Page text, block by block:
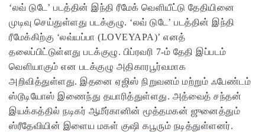
‘லவ் டுடே’ படத்தின் இந்தி ரீமேக் வெளியீட்டு தேதியினை
முடிவு செய்துள்ளது படக்குழு. ‘லவ் டுடே’ படத்தின் இந்தி
ரீமேக்கிற்கு ‘லவ்யப்பா (LOVEYAPA)’ எனத்
தலைப்பிட்டுள்ளது படக்குழு. பிப்ரவரி 7-ம் தேதி இப்படம்
வெளியாகும் என படக்குழு அதிகாரபூர்வமாக
அறிவித்துள்ளது. இதனை ஏஜிஸ் நிறுவனம் மற்றும் ஃபேண்டம்
ஸ்டூடியோஸ் இணைந்து தயாரித்துள்ளது. அத்வைத் சந்தன்
இயக்கத்தில் நடிகர் ஆமீர்கானின் மூத்தமகன் ஜுனைத்தும்
ஸ்ரீதேவியின் இளைய மகள் குஷி கபூரும் நடித்துள்ளனர்.